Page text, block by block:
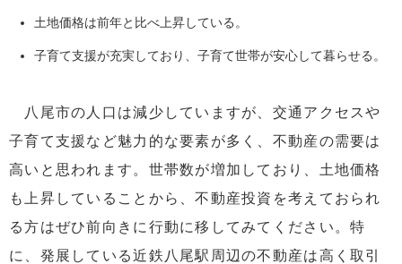
土地価格は前年と比べ上昇している。
子育て支援が充実しており、子育て世帯が安心して暮らせる。
八尾市の人口は減少していますが、交通アクセスや
子育て支援など魅力的な要素が多く、不動産の需要は
高いと思われます。世帯数が増加しており、土地価格
も上昇していることから、不動産投資を考えておられ
る方はぜひ前向きに行動に移してみてください。特
に、発展している近鉄八尾駅周辺の不動産は高く取引